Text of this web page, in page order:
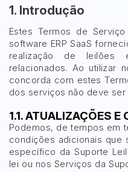
Imóveis
Apartamentos
Casas
Ponto Comercial
Terreno
Bairro
Judiciais
Faixa de valor
R$
1. Introdução
Estes Termos de
software ERP SaaS
realização de
relacionados. Ao utilizar
concorda com estes
dos serviços não deve ser
1.1. ATUALIZAÇÕES
Podemos, de tempos em
condições adicionais que
específico da Suporte
lei ou nos Serviços da